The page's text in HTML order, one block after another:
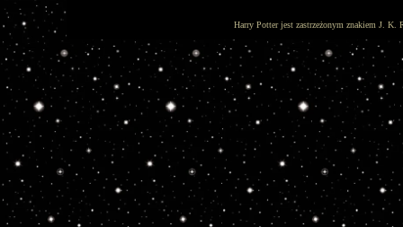
Harry Potter jest zastrzeżonym znakiem J. K.